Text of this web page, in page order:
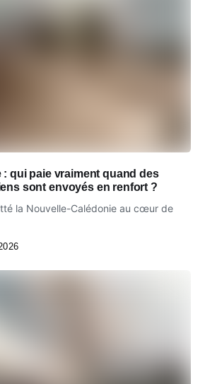
: qui paie vraiment quand des
sont envoyés en renfort ?
la Nouvelle-Calédonie au cœur de